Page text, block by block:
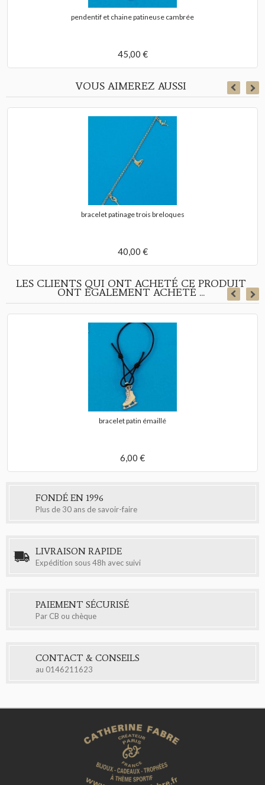
pendentif et chaine patineuse cambrée
45,00 €
VOUS AIMEREZ AUSSI
bracelet patinage trois breloques
40,00 €
LES CLIENTS QUI ONT ACHETÉ CE PRODUIT
ONT ÉGALEMENT ACHETÉ ...
bracelet patin émaillé
6,00 €
FONDÉ EN 1996
Plus de 30 ans de savoir-faire
LIVRAISON RAPIDE
Expédition sous 48h avec suivi
PAIEMENT SÉCURISÉ
Par CB ou chèque
CONTACT & CONSEILS
au 0146211623